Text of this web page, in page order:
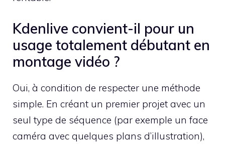
Kdenlive convient-il pour un
usage totalement débutant en
montage vidéo ?
Oui, à condition de respecter une méthode
simple. En créant un premier projet avec un
seul type de séquence (par exemple un face
caméra avec quelques plans d’illustration),